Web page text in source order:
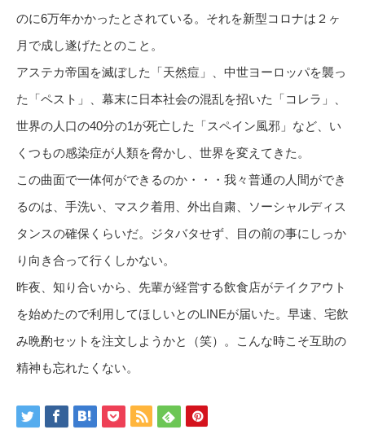
のに6万年かかったとされている。それを新型コロナは２ヶ
月で成し遂げたとのこと。
アステカ帝国を滅ぼした「天然痘」、中世ヨーロッパを襲っ
た「ペスト」、幕末に日本社会の混乱を招いた「コレラ」、
世界の人口の40分の1が死亡した「スペイン風邪」など、い
くつもの感染症が人類を脅かし、世界を変えてきた。
この曲面で一体何ができるのか・・・我々普通の人間ができ
るのは、手洗い、マスク着用、外出自粛、ソーシャルディス
タンスの確保くらいだ。ジタバタせず、目の前の事にしっか
り向き合って行くしかない。
昨夜、知り合いから、先輩が経営する飲食店がテイクアウト
を始めたので利用してほしいとのLINEが届いた。早速、宅飲
み晩酌セットを注文しようかと（笑）。こんな時こそ互助の
精神も忘れたくない。